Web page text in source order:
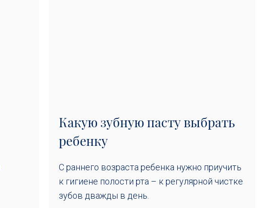
Какую зубную пасту выбрать
ребенку
С раннего возраста ребенка нужно приучить
к гигиене полости рта – к регулярной чистке
зубов дважды в день.